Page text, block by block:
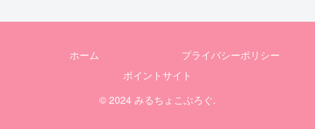
ホーム
プライバシーポリシー
ポイントサイト
© 2024 みるちょこぶろぐ.